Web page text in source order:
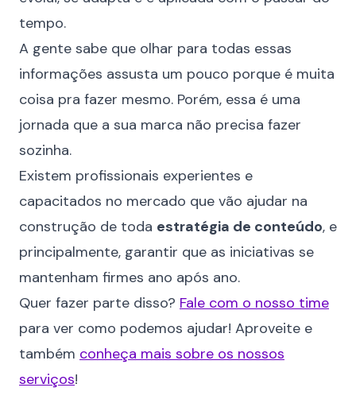
tempo.
A gente sabe que olhar para todas essas
informações assusta um pouco porque é muita
coisa pra fazer mesmo. Porém, essa é uma
jornada que a sua marca não precisa fazer
sozinha.
Existem profissionais experientes e
capacitados no mercado que vão ajudar na
construção de toda estratégia de conteúdo, e
principalmente, garantir que as iniciativas se
mantenham firmes ano após ano.
Quer fazer parte disso? Fale com o nosso time
para ver como podemos ajudar! Aproveite e
também conheça mais sobre os nossos
serviços!